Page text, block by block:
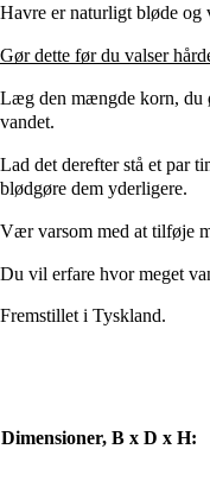
Havre er naturligt bløde
Gør dette før du valser
Læg den mængde korn, du
vandet.
Lad det derefter stå et par
blødgøre dem yderligere.
Vær varsom med at tilføje
Du vil erfare hvor meget
Fremstillet i Tyskland.
Dimensioner, B x D x H: